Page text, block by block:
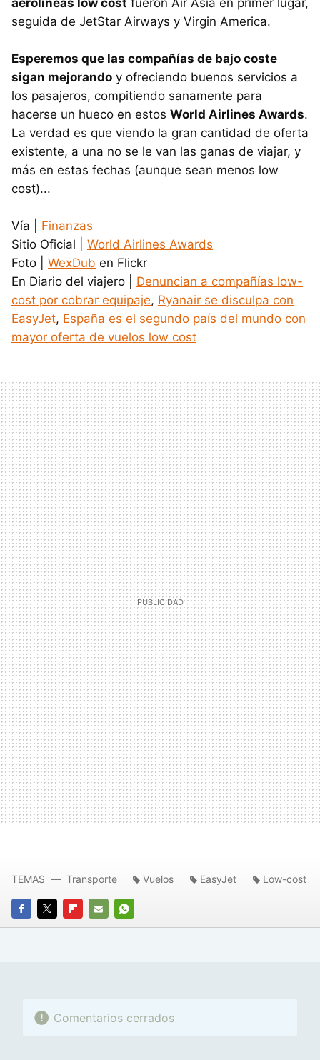
seguida de JetStar Airways y Virgin America.
Esperemos que las compañías de bajo coste
sigan mejorando y ofreciendo buenos servicios a
los pasajeros, compitiendo sanamente para
hacerse un hueco en estos World Airlines Awards.
La verdad es que viendo la gran cantidad de oferta
existente, a una no se le van las ganas de viajar, y
más en estas fechas (aunque sean menos low
cost)...
Vía | Finanzas
Sitio Oficial | World Airlines Awards
Foto | WexDub en Flickr
En Diario del viajero | Denuncian a compañías low-
cost por cobrar equipaje, Ryanair se disculpa con
EasyJet, España es el segundo país del mundo con
mayor oferta de vuelos low cost
FACEBOOK
TWITTERFLIPBOARD
E-
WHATSAPP
TEMAS Transporte Vuelos EasyJet Low-cost
Comentarios cerrados